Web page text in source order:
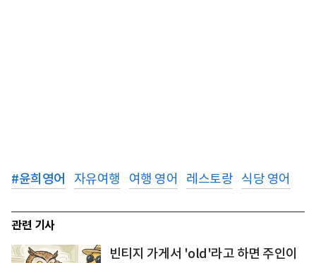
#윤희영어 자유여행 여행 영어 레스토랑 식당 영어
관련 기사
빈티지 가게서 'old'라고 하면 주인이